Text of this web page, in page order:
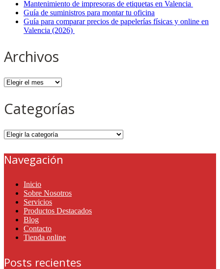
Mantenimiento de impresoras de etiquetas en Valencia
Guía de suministros para montar tu oficina
Guía para comparar precios de papelerías físicas y online en
Valencia (2026)
Archivos
Archivos
Categorías
Categorías
Navegación
Inicio
Sobre Nosotros
Servicios
Productos Destacados
Blog
Contacto
Tienda online
Posts recientes